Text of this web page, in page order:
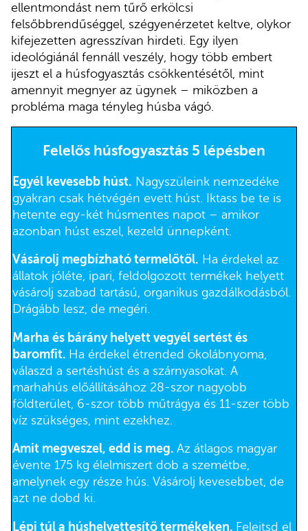
ellentmondást nem tűrő erkölcsi
felsőbbrendűséggel, szégyenérzetet keltve, olykor
kifejezetten agresszívan hirdeti. Egy ilyen
ideológiánál fennáll veszély, hogy több embert
ijeszt el a húsfogyasztás csökkentésétől, mint
amennyit megnyer az ügynek – miközben a
probléma maga tényleg húsba vágó.
Felelős húsfogyasztás 5 lépésben
Egyél kevesebb húst. Nagyszüleink nemzedéke
gyakran csak hétvégén evett húst. Iktass be te is
hetente egy-két húsmentes napot – amikor
azonban húst eszel, kezeld ünnepként.
Vásárolj megbízható termelőtől. Ha érdekel az
állatok jóléte, ipari, feldolgozott termékek helyett
vásárolj szabad tartású, organikus gazdálkodásból.
Drágább lesz, de megéri.
Marha és bárány helyett vegyél sertést és
baromfit. Ha érdekel étrended ökolábnyoma,
válaszd a sertéshúst és a szárnyasokat. A
marhahús előállításához 28-szor nagyobb
földterület, 6-szor több műtrágya és 11-szer több
víz szükséges, mint ezekhez.
Amit megveszel, edd is meg. Az átlagos magyar
évente 175 kg élelmiszert dob a szemétbe,
amelynek egy része hús. Vásárolj kevesebbet, de
azt ne dobd ki.
Lépj túl a húshelyettesítő termékeken. Felejtsd el